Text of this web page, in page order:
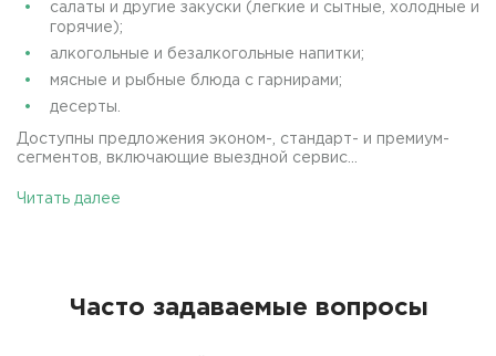
салаты и другие закуски (легкие и сытные, холодные и
горячие);
алкогольные и безалкогольные напитки;
мясные и рыбные блюда с гарнирами;
десерты.
Доступны предложения эконом-, стандарт- и премиум-
сегментов, включающие выездной сервис...
Читать далее
Часто задаваемые вопросы